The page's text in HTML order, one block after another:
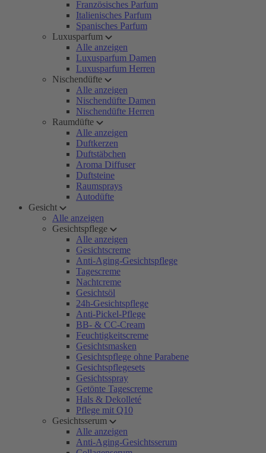
Französisches Parfum
Italienisches Parfum
Spanisches Parfum
Luxusparfum
Alle anzeigen
Luxusparfum Damen
Luxusparfum Herren
Nischendüfte
Alle anzeigen
Nischendüfte Damen
Nischendüfte Herren
Raumdüfte
Alle anzeigen
Duftkerzen
Duftstäbchen
Aroma Diffuser
Duftsteine
Raumsprays
Autodüfte
Gesicht
Alle anzeigen
Gesichtspflege
Alle anzeigen
Gesichtscreme
Anti-Aging-Gesichtspflege
Tagescreme
Nachtcreme
Gesichtsöl
24h-Gesichtspflege
Anti-Pickel-Pflege
BB- & CC-Cream
Feuchtigkeitscreme
Gesichtsmasken
Gesichtspflege ohne Parabene
Gesichtspflegesets
Gesichtsspray
Getönte Tagescreme
Hals & Dekolleté
Pflege mit Q10
Gesichtsserum
Alle anzeigen
Anti-Aging-Gesichtsserum